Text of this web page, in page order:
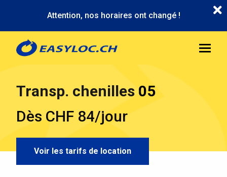
contenu
principal
Attention, nos horaires ont changé !
Transp. chenilles 05
Dès CHF 84/jour
Voir les tarifs de location